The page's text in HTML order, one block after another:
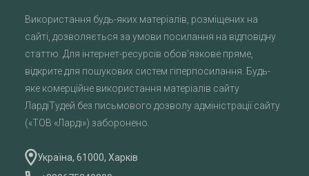
Використання будь-яких матеріалів, розміщених на
сайті, дозволяється за умови посилання на відповідну
статтю. Для інтернет-ресурсів обов'язкове пряме,
відкрите для пошукових систем гіперпосилання. Будь-
яке комерційне використання матеріалів сайту
ЛардіТудей без письмового дозволу адміністрації сайту
(«ТОВ «Ларді») заборонено.
Україна, 61000, Харків